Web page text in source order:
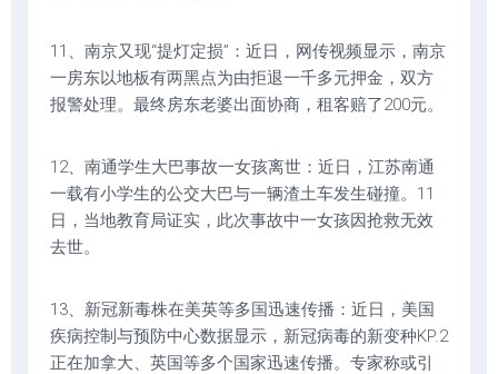
11、南京又现“提灯定损”：近日，网传视频显示，南京
一房东以地板有两黑点为由拒退一千多元押金，双方
报警处理。最终房东老婆出面协商，租客赔了200元。
12、南通学生大巴事故一女孩离世：近日，江苏南通
一载有小学生的公交大巴与一辆渣土车发生碰撞。11
日，当地教育局证实，此次事故中一女孩因抢救无效
去世。
13、新冠新毒株在美英等多国迅速传播：近日，美国
疾病控制与预防中心数据显示，新冠病毒的新变种KP.2
正在加拿大、英国等多个国家迅速传播。专家称或引